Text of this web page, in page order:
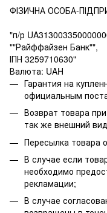
ФІЗИЧНА ОСОБА-
"п/р
""Райффайзен Банк"",
ІПН 3259710630"
Валюта: UAH
Гарантия на
официальным
Возврат товара
так же внешний
Пересылка товара
В случае если
необходимо
рекламации;
В случае